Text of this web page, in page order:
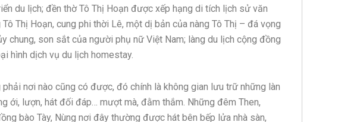
du lịch; đền thờ Tô Thị Hoạn được xếp hạng di tích lịch sử văn
Thị Hoạn, cung phi thời Lê, một dị bản của nàng Tô Thị – đá vọng
chung, son sắt của người phụ nữ Việt Nam; làng du lịch cộng đồng
hình dịch vụ du lịch homestay.
nơi nào cũng có được, đó chính là không gian lưu trữ những làn
ới, lượn, hát đối đáp… mượt mà, đằm thắm. Những đêm Then,
bào Tày, Nùng nơi đây thường được hát bên bếp lửa nhà sàn,